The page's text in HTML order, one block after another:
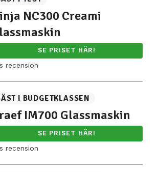
NC300 Creami
SE PRISET HÄR!
recension
I BUDGETKLASSEN
IM700 Glassmaskin
SE PRISET HÄR!
recension